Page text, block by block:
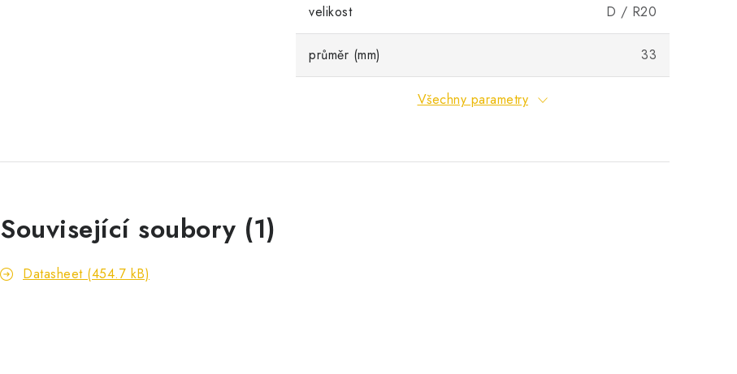
velikost D / R20
průměr (mm) 33
Všechny parametry
Související soubory (1)
Datasheet (454.7 kB)